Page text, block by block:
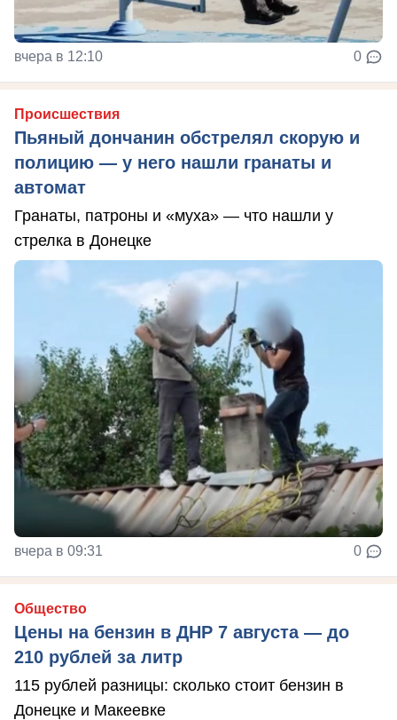
вчера в 12:10 0
Происшествия
Пьяный дончанин обстрелял скорую и
полицию — у него нашли гранаты и
автомат
Гранаты, патроны и «муха» — что нашли у
стрелка в Донецке
вчера в 09:31 0
Общество
Цены на бензин в ДНР 7 августа — до
210 рублей за литр
115 рублей разницы: сколько стоит бензин в
Донецке и Макеевке